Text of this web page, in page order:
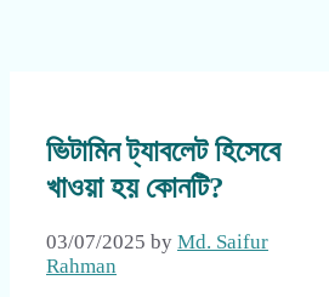
ভিটামিন ট্যাবলেট হিসেবে
খাওয়া হয় কোনটি?
03/07/2025 by Md. Saifur
Rahman